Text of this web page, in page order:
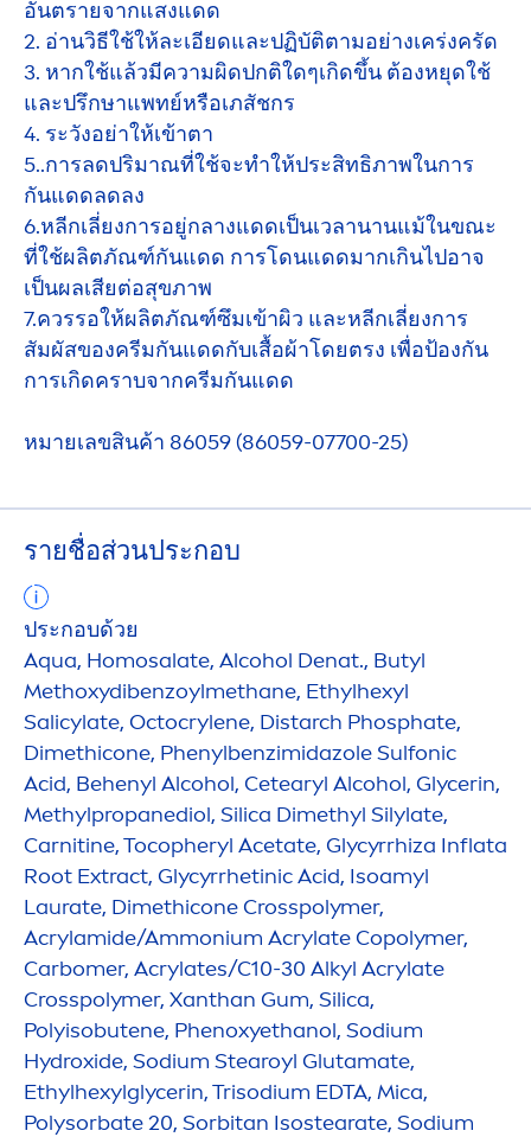
อันตรายจากแสงแดด
2. อ่านวิธีใช้ให้ละเอียดและปฏิบัติตามอย่างเคร่งครัด
3. หากใช้แล้วมีความผิดปกติใดๆเกิดขึ้น ต้องหยุดใช้
และปรึกษาแพทย์หรือเภสัชกร
4. ระวังอย่าให้เข้าตา
5..การลดปริมาณที่ใช้จะทำให้ประสิทธิภาพในการ
กันแดดลดลง
6.หลีกเลี่ยงการอยู่กลางแดดเป็นเวลานานแม้ในขณะ
ที่ใช้ผลิตภัณฑ์กันแดด การโดนแดดมากเกินไปอาจ
เป็นผลเสียต่อสุขภาพ
7.ควรรอให้ผลิตภัณฑ์ซึมเข้าผิว และหลีกเลี่ยงการ
สัมผัสของครีมกันแดดกับเสื้อผ้าโดยตรง เพื่อป้องกัน
การเกิดคราบจากครีมกันแดด
หมายเลขสินค้า 86059 (86059-07700-25)
รายชื่อส่วนประกอบ
ประกอบด้วย
Aqua, Homosalate, Alcohol Denat., Butyl
Methoxydibenzoylmethane, Ethylhexyl
Salicylate, Octocrylene, Distarch Phosphate,
Dimethicone, Phenylbenzimidazole Sulfonic
Acid, Behenyl Alcohol, Cetearyl Alcohol, Glycerin,
Methylpropanediol, Silica Dimethyl Silylate,
Carnitine, Tocopheryl Acetate, Glycyrrhiza Inflata
Root Extract, Glycyrrhetinic Acid, Isoamyl
Laurate, Dimethicone Crosspolymer,
Acrylamide/Ammonium Acrylate Copolymer,
Carbomer, Acrylates/C10-30 Alkyl Acrylate
Crosspolymer, Xanthan Gum, Silica,
Polyisobutene, Phenoxyethanol, Sodium
Hydroxide, Sodium Stearoyl Glutamate,
Ethylhexylglycerin, Trisodium EDTA, Mica,
Polysorbate 20, Sorbitan Isostearate, Sodium